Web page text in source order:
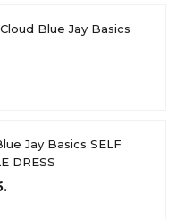
Blue Jay Basics
Jay Basics SELF
DRESS